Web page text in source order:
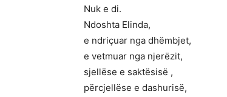
Nuk e di.
Ndoshta Elinda,
e ndriçuar nga dhëmbjet,
e vetmuar nga njerëzit,
sjellëse e saktësisë ,
përcjellëse e dashurisë,